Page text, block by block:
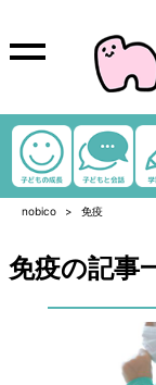
nobico 免疫
免疫の記事